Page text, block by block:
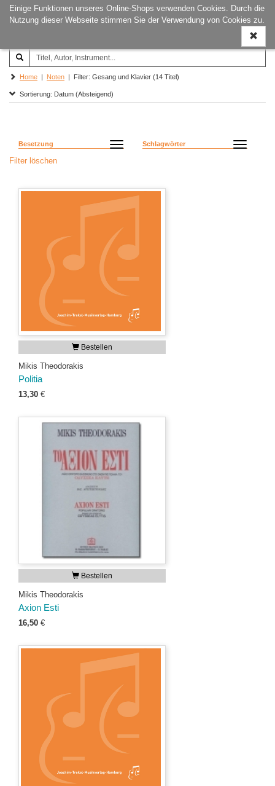
Einige Funktionen unseres Online-Shops verwenden Cookies. Durch die
Nutzung dieser Webseite stimmen Sie der Verwendung von Cookies zu.
ein-/
Joachim‐Trekel‐Musikverlag,
Hamburg
Home | Noten | Filter: Gesang und Klavier (14 Titel)
Sortierung: Datum (Absteigend)
Besetzung Schlagwörter
Filter löschen
Bestellen
Mikis Theodorakis
Politia
13,30 €
Bestellen
Mikis Theodorakis
Axion Esti
16,50 €